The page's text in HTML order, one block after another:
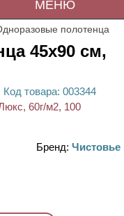
МЕНЮ
полотенца
45х90 см,
Код товара: 003344
Бренд: Чистовье